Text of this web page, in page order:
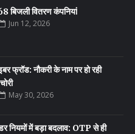
बिजली वितरण कंपनियां
Jun 12, 2026
फ्रॉड: नौकरी के नाम पर हो रही
May 30, 2026
नियमों में बड़ा बदलाव: OTP से ही